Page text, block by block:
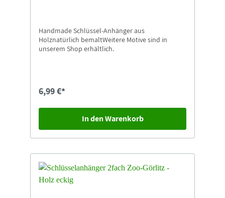
Handmade Schlüssel-Anhänger aus
Holznatürlich bemaltWeitere Motive sind in
unserem Shop erhältlich.
6,99 €*
In den Warenkorb